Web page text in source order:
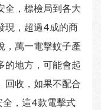
全，標檢局到各大
現，超過4成的商
，萬一電擊蚊子產
的地方，可能會起
回收，如果不配合
全，這4款電擊式